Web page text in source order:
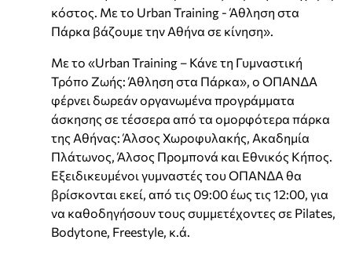
κόστος. Με το Urban Training - Άθληση στα
Πάρκα βάζουμε την Αθήνα σε κίνηση».
Με το «Urban Training – Κάνε τη Γυμναστική
Τρόπο Ζωής: Άθληση στα Πάρκα», ο ΟΠΑΝΔΑ
φέρνει δωρεάν οργανωμένα προγράμματα
άσκησης σε τέσσερα από τα ομορφότερα πάρκα
της Αθήνας: Άλσος Χωροφυλακής, Ακαδημία
Πλάτωνος, Άλσος Προμπονά και Εθνικός Κήπος.
Εξειδικευμένοι γυμναστές του ΟΠΑΝΔΑ θα
βρίσκονται εκεί, από τις 09:00 έως τις 12:00, για
να καθοδηγήσουν τους συμμετέχοντες σε Pilates,
Bodytone, Freestyle, κ.ά.